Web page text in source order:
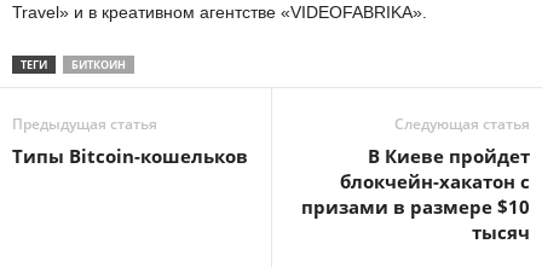
Travel» и в креативном агентстве «VIDEOFABRIKA».
ТЕГИ БИТКОИН
Предыдущая статья
Типы Bitcoin-кошельков
Следующая статья
В Киеве пройдет
блокчейн-хакатон с
призами в размере $10
тысяч